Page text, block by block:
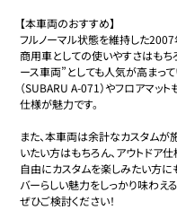
【本車両のおすすめ】
フルノーマル状態を維持した
商用車としての使いやすさはも
ース車両”としても人気が高まって
（SUBARU A-071）やフロアマッ
仕様が魅力です。
また、本車両は余計なカスタムが
いたい方はもちろん、アウトドア
自由にカスタムを楽しみたい方に
バーらしい魅力をしっかり味わえ
ぜひご検討ください！